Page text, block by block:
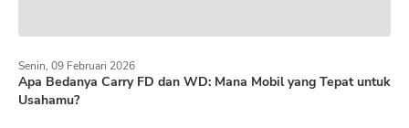
Apa Bedanya Carry FD dan WD: Mana Mobil yang Tepat untuk
Usahamu?
Senin, 09 Februari 2026